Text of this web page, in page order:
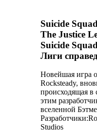
Suicide
The Justice
Suicide
Лиги
Новейшая игра
Rocksteady,
происходящая в
этим
вселенной
Разработчики:
Studios